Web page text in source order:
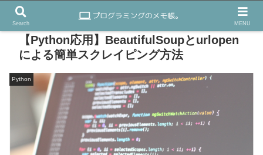
【Python応用】BeautifulSoupとurlopen
による簡単スクレイピング方法
Python
Search MENU